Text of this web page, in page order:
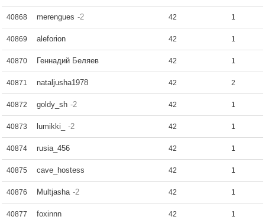
40868 merengues -2 42 1
40869 aleforion 42 1
40870 Геннадий Беляев 42 1
40871 nataljusha1978 42 2
40872 goldy_sh -2 42 1
40873 lumikki_ -2 42 1
40874 rusia_456 42 1
40875 cave_hostess 42 1
40876 Multjasha -2 42 1
40877 foxinnn 42 1